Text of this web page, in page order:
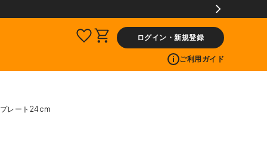
ログイン・新規登録
ご利用ガイド
レート24cm